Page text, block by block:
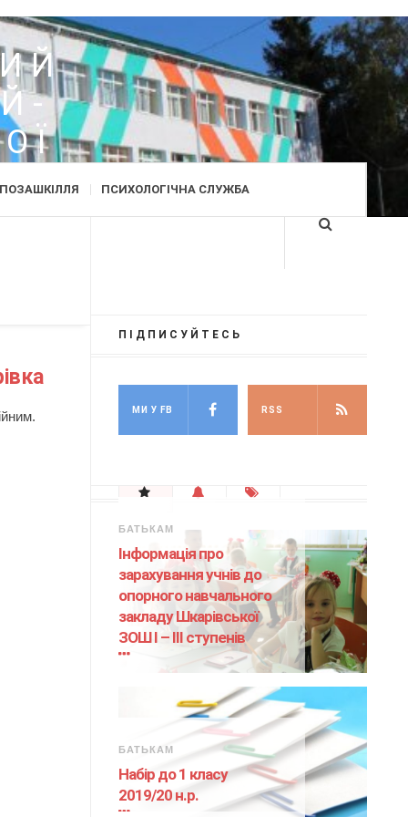
ПОЗАШКІЛЛЯ ПСИХОЛОГІЧНА СЛУЖБА
ПІДПИСУЙТЕСЬ
МИ У FB RSS
БАТЬКАМ
Інформація про
зарахування учнів до
опорного навчального
закладу Шкарівської
ЗОШ І – ІІІ ступенів
БАТЬКАМ
Набір до 1 класу
2019/20 н.р.